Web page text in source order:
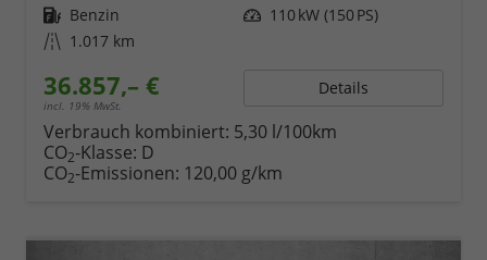
Kraftstoff Benzin Leistung 110 kW (150 PS)
Kilometerstand 1.017 km
36.857,– €
incl. 19% MwSt.
Details
Verbrauch kombiniert: 5,30 l/100km
CO2-Klasse: D
CO2-Emissionen: 120,00 g/km